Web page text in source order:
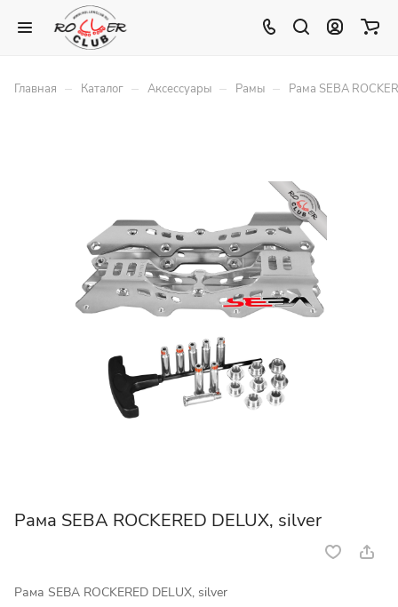
Главная – Каталог – Аксессуары – Рамы – Рама SEBA
Рама SEBA ROCKERED DELUX, silver
Рама SEBA ROCKERED DELUX, silver